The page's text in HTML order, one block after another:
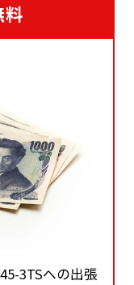
料
3TSへの出張